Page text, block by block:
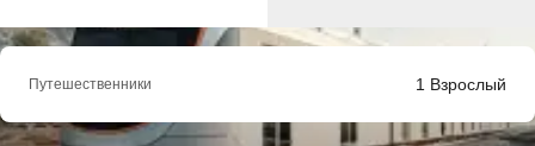
Путешественники 1 Взрослый